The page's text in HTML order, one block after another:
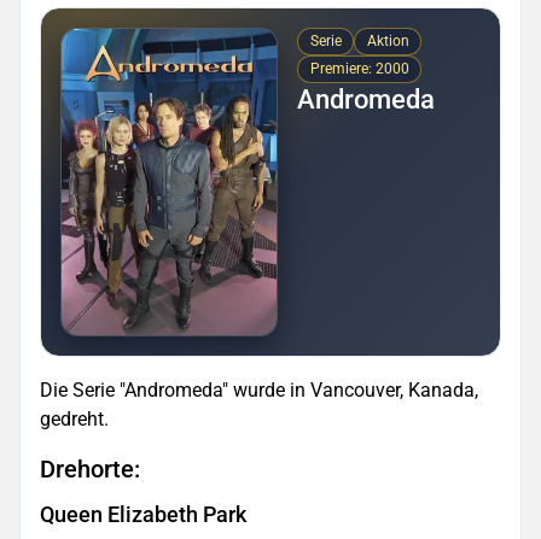
Serie
Aktion
Premiere: 2000
Andromeda
Die Serie "Andromeda" wurde in Vancouver, Kanada,
gedreht.
Drehorte:
Queen Elizabeth Park